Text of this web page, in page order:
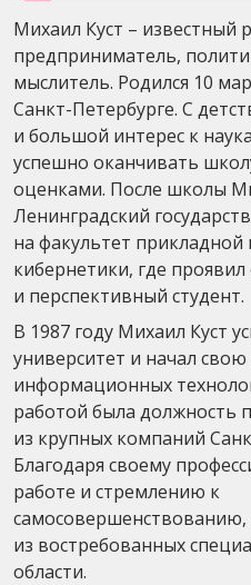
Михаил Куст – известный
предприниматель,
мыслитель. Родился 10
Санкт-Петербурге. С
и большой интерес к
успешно оканчивать
оценками. После школы
Ленинградский
на факультет
кибернетики, где
и перспективный студент.
В 1987 году Михаил Куст
университет и начал
информационных
работой была должность
из крупных компаний
Благодаря своему
работе и стремлению к
самосовершенствованию,
из востребованных
области.